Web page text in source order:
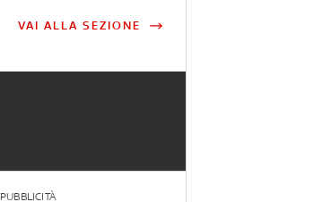
VAI ALLA SEZIONE
PUBBLICITÀ